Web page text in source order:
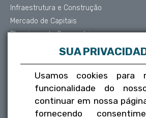
Infraestrutura e Construção
Mercado de Capitais
Planejamento Sucessório
Contencioso e Arbitragem
Societário
Trabalhista
Tributário
SUA
Usamos cookies para
funcionalidade do
continuar em nossa
fornecendo